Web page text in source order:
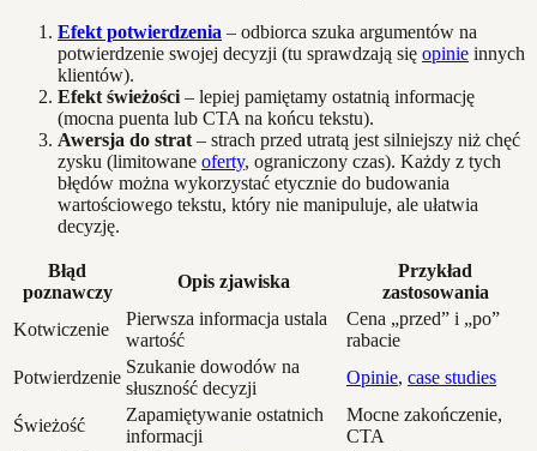
Efekt potwierdzenia – odbiorca szuka argumentów na
potwierdzenie swojej decyzji (tu sprawdzają się opinie innych
klientów).
Efekt świeżości– lepiej pamiętamy ostatnią informację
(mocna puenta lub CTA na końcu tekstu).
Awersja do strat– strach przed utratą jest silniejszy niż chęć
zysku (limitowane oferty, ograniczony czas). Każdy z tych
błędów można wykorzystać etycznie do budowania
wartościowego tekstu, który nie manipuluje, ale ułatwia
decyzję.
Błąd
poznawczy
Opis zjawiska
Przykład
zastosowania
Kotwiczenie
Pierwsza informacja ustala
wartość
Cena „przed” i „po”
rabacie
Potwierdzenie
Szukanie dowodów na
słuszność decyzji
Opinie, case studies
Świeżość
Zapamiętywanie ostatnich
informacji
Mocne zakończenie,
CTA